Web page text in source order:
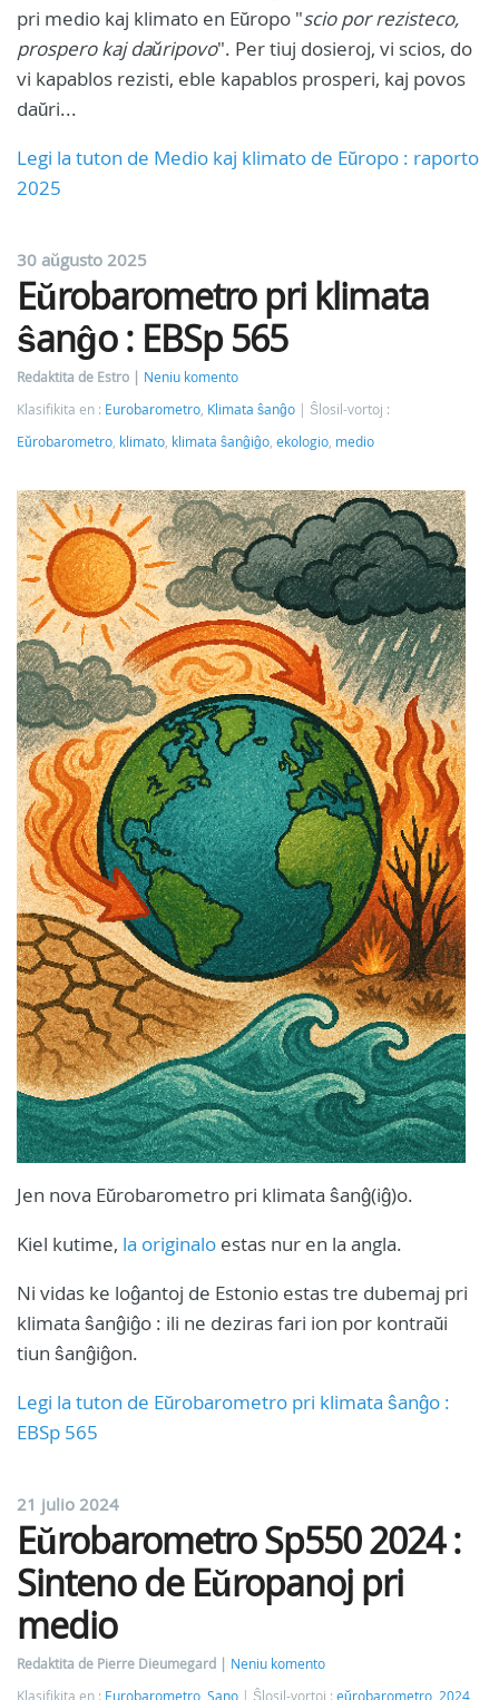
pri medio kaj klimato en Eŭropo "scio por rezisteco,
prospero kaj daŭripovo". Per tiuj dosieroj, vi scios, do
vi kapablos rezisti, eble kapablos prosperi, kaj povos
daŭri...
Legi la tuton de Medio kaj klimato de Eŭropo : raporto
2025
30 aŭgusto 2025
Eŭrobarometro pri klimata
ŝanĝo : EBSp 565
Redaktita de Estro
Neniu komento
Klasifikita en : Eurobarometro, Klimata ŝanĝo
Ŝlosil-vortoj :
Eŭrobarometro, klimato, klimata ŝanĝiĝo, ekologio, medio
Jen nova Eŭrobarometro pri klimata ŝanĝ(iĝ)o.
Kiel kutime, la originalo estas nur en la angla.
Ni vidas ke loĝantoj de Estonio estas tre dubemaj pri
klimata ŝanĝiĝo : ili ne deziras fari ion por kontraŭi
tiun ŝanĝiĝon.
Legi la tuton de Eŭrobarometro pri klimata ŝanĝo :
EBSp 565
21 julio 2024
Eŭrobarometro Sp550 2024 :
Sinteno de Eŭropanoj pri
medio
Redaktita de Pierre Dieumegard
Neniu komento
Klasifikita en : Eurobarometro Sano Ŝlosil-vortoj : eŭrobarometro 2024